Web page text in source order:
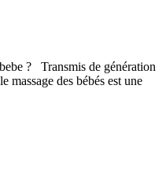
? Transmis de génération
massage des bébés est une